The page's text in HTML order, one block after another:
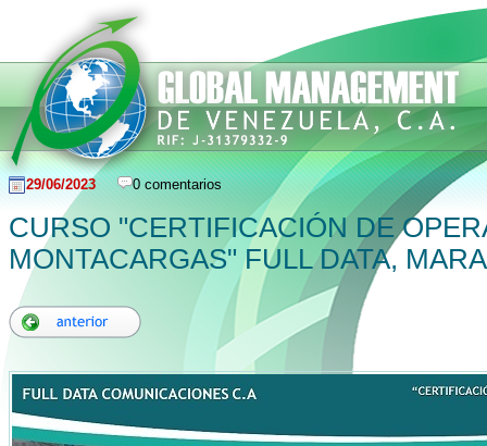
29/06/2023 0 comentarios
CURSO "CERTIFICACIÓN DE
MONTACARGAS" FULL DATA,